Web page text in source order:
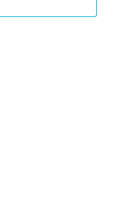
biển, tảo … Nơi